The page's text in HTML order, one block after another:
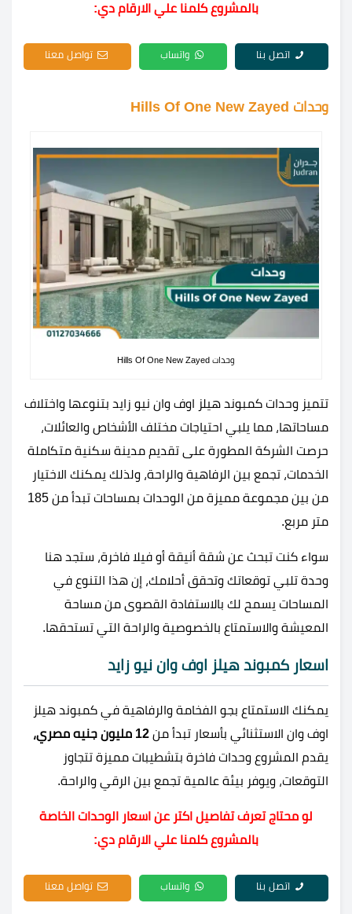
بالمشروع كلمنا علي الارقام دي:
اتصل بنا واتساب تواصل معنا
وحدات Hills Of One New Zayed
وحدات Hills Of One New Zayed
تتميز وحدات كمبوند هيلز اوف وان نيو زايد بتنوعها واختلاف
مساحاتها، مما يلبي احتياجات مختلف الأشخاص والعائلات،
حرصت الشركة المطورة على تقديم مدينة سكنية متكاملة
الخدمات، تجمع بين الرفاهية والراحة، ولذلك يمكنك الاختيار
من بين مجموعة مميزة من الوحدات بمساحات تبدأ من 185
متر مربع.
سواء كنت تبحث عن شقة أنيقة أو فيلا فاخرة، ستجد هنا
وحدة تلبي توقعاتك وتحقق أحلامك، إن هذا التنوع في
المساحات يسمح لك بالاستفادة القصوى من مساحة
المعيشة والاستمتاع بالخصوصية والراحة التي تستحقها.
اسعار كمبوند هيلز اوف وان نيو زايد
يمكنك الاستمتاع بجو الفخامة والرفاهية في كمبوند هيلز
اوف وان الاستثنائي بأسعار تبدأ من 12 مليون جنيه مصري،
يقدم المشروع وحدات فاخرة بتشطيبات مميزة تتجاوز
التوقعات، ويوفر بيئة عالمية تجمع بين الرقي والراحة.
لو محتاج تعرف تفاصيل اكتر عن اسعار الوحدات الخاصة
بالمشروع كلمنا علي الارقام دي:
اتصل بنا واتساب تواصل معنا